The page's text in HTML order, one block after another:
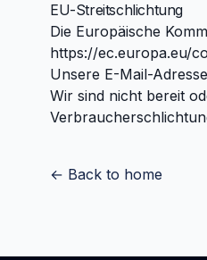
EU-Streitschlichtung
Die Europäische
https://ec.europa.eu/
Unsere E-Mail-
Wir sind nicht bereit
← Back to home